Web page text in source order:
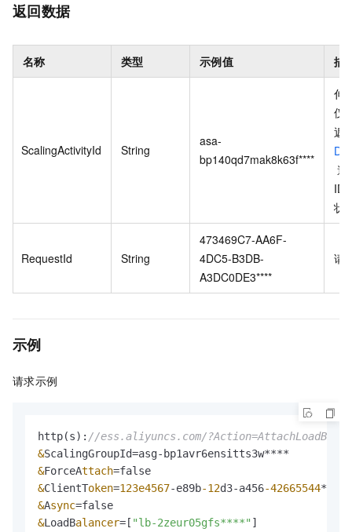
返回数据
名称 类型 示例值 描
ScalingActivityId String
asa-
bp140qd7mak8k63f****
伸
仅
返
遍
ID
状
RequestId String
473469C7-AA6F-
4DC5-B3DB-
A3DC0DE3****
请
示例
请求示例
http(s): //ess.aliyuncs.com/
&
&ForceAttach=
&ClientToken=123e4567-e89b-12d3-a456-42665544
&Async=
&LoadBalancer= [ "lb-2zeur05gfs****"